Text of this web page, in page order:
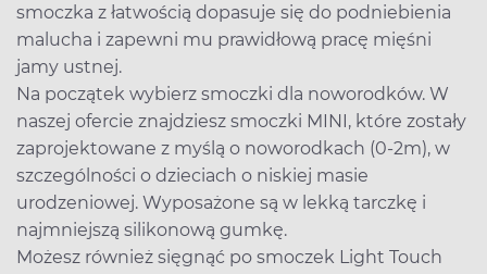
smoczka z łatwością dopasuje się do podniebienia
malucha i zapewni mu prawidłową pracę mięśni
jamy ustnej.
Na początek wybierz smoczki dla noworodków. W
naszej ofercie znajdziesz smoczki MINI, które zostały
zaprojektowane z myślą o noworodkach (0-2m), w
szczególności o dzieciach o niskiej masie
urodzeniowej. Wyposażone są w lekką tarczkę i
najmniejszą silikonową gumkę.
Możesz również sięgnąć po smoczek Light Touch